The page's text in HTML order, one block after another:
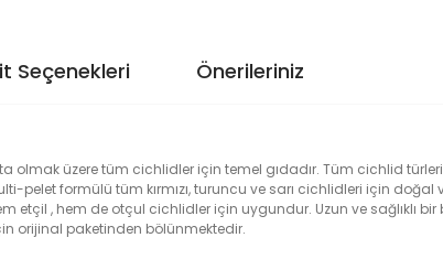
Seçenekleri Önerileriniz
olmak üzere tüm cichlidler için temel gıdadır. Tüm cichlid
pelet formülü tüm kırmızı, turuncu ve sarı cichlidleri için doğal
etçil , hem de otçul cichlidler için uygundur. Uzun ve sağlıklı
orijinal paketinden bölünmektedir.